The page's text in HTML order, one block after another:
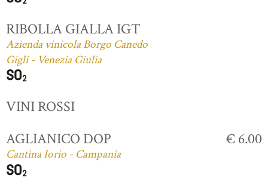
RIBOLLA GIALLA IGT
Azienda vinicola Borgo Canedo
Gigli - Venezia Giulia
VINI ROSSI
AGLIANICO DOP
Cantina Iorio - Campania
€ 6.00